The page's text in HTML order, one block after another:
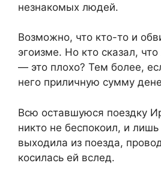
незнакомых людей.
Возможно, что кто-то и
эгоизме. Но кто сказал,
— это плохо? Тем более,
него приличную сумму
Всю оставшуюся поездку
никто не беспокоил, и лишь
выходила из поезда,
косилась ей вслед.